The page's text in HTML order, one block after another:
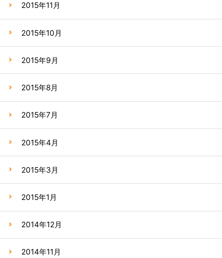
2015年11月
2015年10月
2015年9月
2015年8月
2015年7月
2015年4月
2015年3月
2015年1月
2014年12月
2014年11月